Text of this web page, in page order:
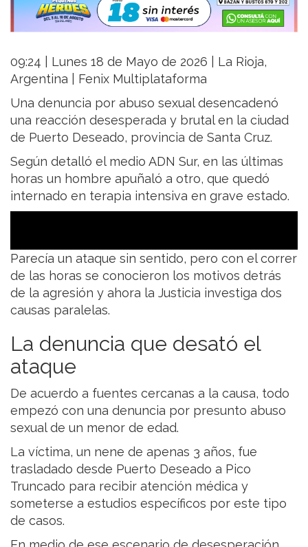
09:24 | Lunes 18 de Mayo de 2026 | La Rioja,
Argentina | Fenix Multiplataforma
Una denuncia por abuso sexual desencadenó
una reacción desesperada y brutal en la ciudad
de Puerto Deseado, provincia de Santa Cruz.
Según detalló el medio ADN Sur, en las últimas
horas un hombre apuñaló a otro, que quedó
internado en terapia intensiva en grave estado.
Parecía un ataque sin sentido, pero con el correr
de las horas se conocieron los motivos detrás
de la agresión y ahora la Justicia investiga dos
causas paralelas.
La denuncia que desató el
ataque
De acuerdo a fuentes cercanas a la causa, todo
empezó con una denuncia por presunto abuso
sexual de un menor de edad.
La víctima, un nene de apenas 3 años, fue
trasladado desde Puerto Deseado a Pico
Truncado para recibir atención médica y
someterse a estudios específicos por este tipo
de casos.